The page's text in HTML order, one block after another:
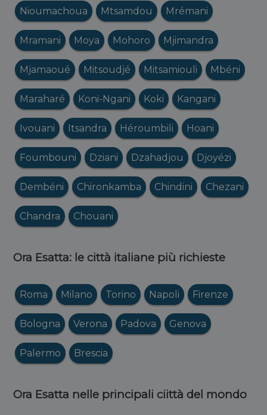
Nioumachoua Mtsamdou Mrémani
Mramani Moya Mohoro Mjimandra
Mjamaoué Mitsoudjé Mitsamiouli Mbéni
Maraharé Koni-Ngani Koki Kangani
Ivouani Itsandra Héroumbili Hoani
Foumbouni Dziani Dzahadjou Djoyézi
Dembéni Chironkamba Chindini Chezani
Chandra Chouani
Ora Esatta: le città italiane più richieste
Roma Milano Torino Napoli Firenze
Bologna Verona Padova Genova
Palermo Brescia
Ora Esatta nelle principali ciittà del mondo